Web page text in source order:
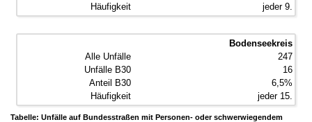
jeder 9.
Bodenseekreis
247
16
6,5%
jeder 15.
Tabelle: Unfälle auf Bundesstraßen mit Personen- oder schwerwiegendem